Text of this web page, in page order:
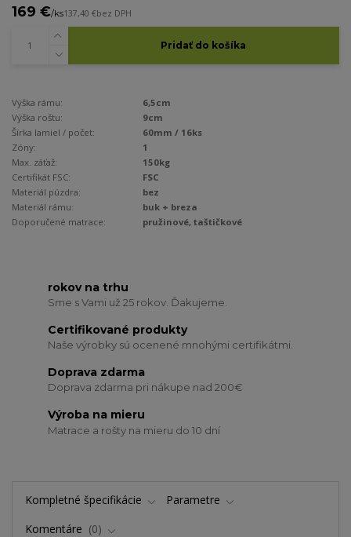
169 €/ks137,40 €bez DPH
Pridať do košíka
Výška rámu:
6,5cm
Výška roštu:
9cm
Šírka lamiel / počet:
60mm / 16ks
Zóny:
1
Max. záťaž:
150kg
Certifikát FSC:
FSC
Materiál púzdra:
bez
Materiál rámu:
buk + breza
Doporučené matrace:
pružinové, taštičkové
rokov na trhu
Sme s Vami už 25 rokov. Ďakujeme.
Certifikované produkty
Naše výrobky sú ocenené mnohými certifikátmi.
Doprava zdarma
Doprava zdarma pri nákupe nad 200€
Výroba na mieru
Matrace a rošty na mieru do 10 dní
Kompletné špecifikácie
Parametre
Komentáre
0